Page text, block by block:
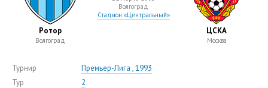
Ротор
Волгоград
Волгоград
Стадион «Центральный»
ЦСКА
Москва
Турнир
Премьер-Лига , 1993
Тур
2